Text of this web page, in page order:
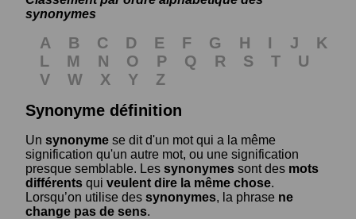
synonymes
A B C D E F G H I J
K
L
M N O P Q R S T
U
V
W X Y
Z
Synonyme définition
Un synonyme se dit d'un mot qui a la même
signification qu'un autre mot, ou une signification
presque semblable. Les synonymes sont des mots
différents qui veulent dire la même chose.
Lorsqu’on utilise des synonymes, la phrase ne
change pas de sens.